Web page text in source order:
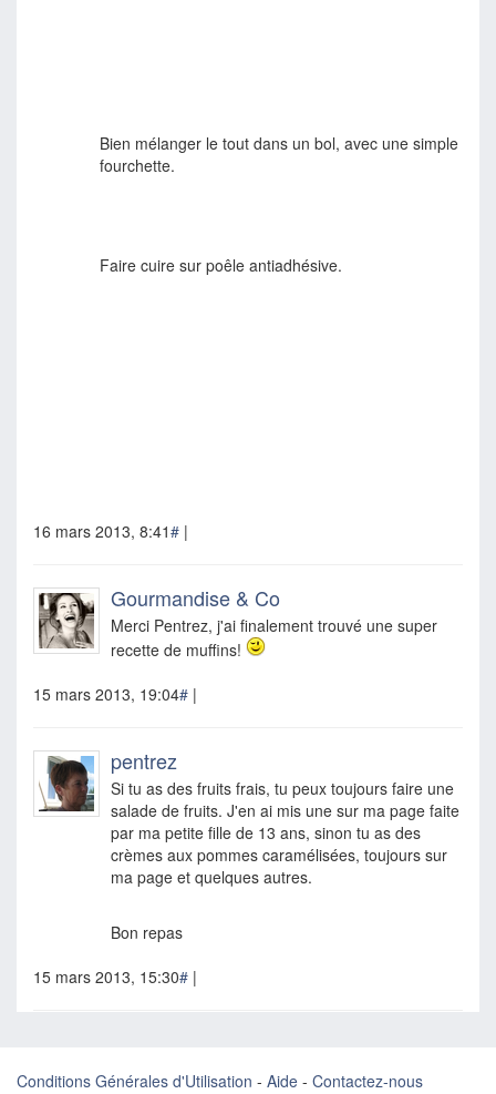
Bien mélanger le tout dans un bol, avec une simple
fourchette.
Faire cuire sur poêle antiadhésive.
16 mars 2013, 8:41# |
Gourmandise & Co
Merci Pentrez, j'ai finalement trouvé une super
recette de muffins!
15 mars 2013, 19:04# |
pentrez
Si tu as des fruits frais, tu peux toujours faire une
salade de fruits. J'en ai mis une sur ma page faite
par ma petite fille de 13 ans, sinon tu as des
crèmes aux pommes caramélisées, toujours sur
ma page et quelques autres.
Bon repas
15 mars 2013, 15:30# |
Conditions Générales d'Utilisation - Aide - Contactez-nous